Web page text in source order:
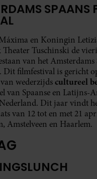
SPAANS
en Koningin
Tuschinski de
van het Amsterdams
Dit filmfestival is gericht
wederzijdscultureel
van Spaanse en Latijns-
Dit jaar vindt
van 12 tot en met 21
Amstelveen en Haarlem.